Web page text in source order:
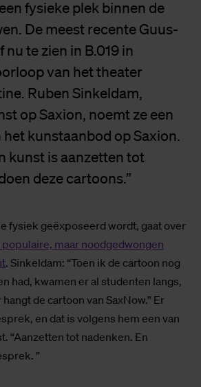
fysieke plek binnen de
De meest recente Guus-
te zien in B.019 in
van het theater
Ruben Sinkeldam,
op Saxion, noemt ze een
kunstaanbod op Saxion.
kunst is aanzetten tot
deze cartoons.”
fysiek geëxposeerd wordt, gaat over
populaire, maar noodgedwongen
. Sinkeldam: “Toen ik de cartoon nog
had, kwamen er al studenten langs,
de cartoon van SaxNow.” Er
en dat is volgens hem een van
“Aanzetten tot nadenken. En
”